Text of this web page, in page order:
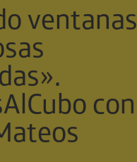
ventanas
con